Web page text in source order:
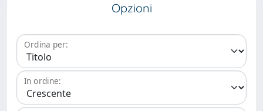
Opzioni
Ordina per:
In ordine: